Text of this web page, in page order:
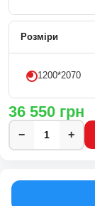
Розміри
1200*2070
36 550 грн
− +